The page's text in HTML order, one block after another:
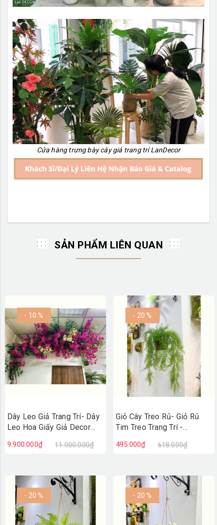
Cửa hàng trưng bày cây giả trang trí LanDecor
SẢN PHẨM LIÊN QUAN
- 10 %
Dây Leo Giả Trang Trí- Dây
Leo Hoa Giấy Giả Decor
Leo Ấn Tượng
9.900.000₫ 11.000.000₫
- 20 %
Giỏ Cây Treo Rủ- Giỏ Rủ
Tim Treo Trang Trí -
495.000₫ 618.000₫
- 20 % - 20 %